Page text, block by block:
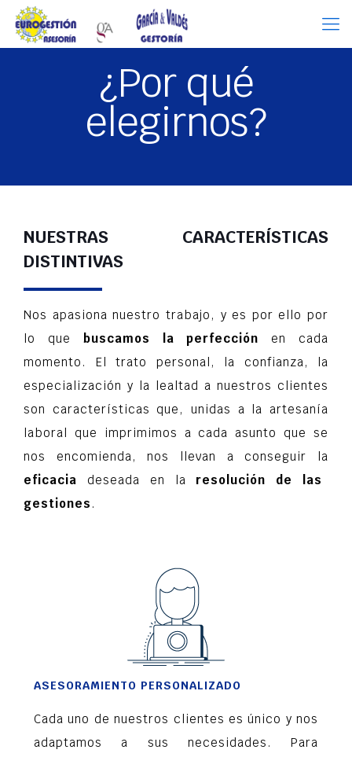
¿Por qué
elegirnos?
NUESTRAS CARACTERÍSTICAS
DISTINTIVAS
Nos apasiona nuestro trabajo, y es por ello por
lo que buscamos la perfección en cada
momento. El trato personal, la confianza, la
especialización y la lealtad a nuestros clientes
son características que, unidas a la artesanía
laboral que imprimimos a cada asunto que se
nos encomienda, nos llevan a conseguir la
eficacia deseada en la resolución de las
gestiones .
ASESORAMIENTO PERSONALIZADO
Cada uno de nuestros clientes es único y nos
adaptamos a sus necesidades. Para